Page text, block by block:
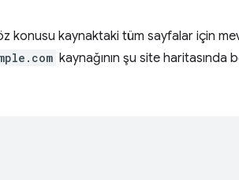
konusu kaynaktaki tüm sayfalar için
kaynağının şu site haritasında